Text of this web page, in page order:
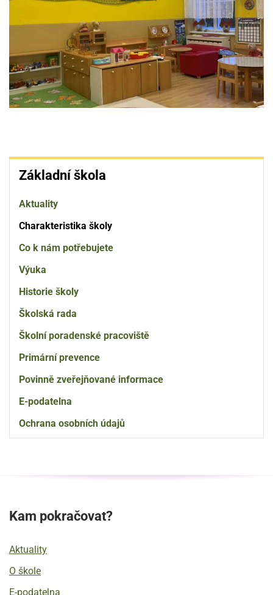
Základní
škola
Základní škola
Aktuality
Charakteristika školy
Co k nám potřebujete
Výuka
Historie školy
Školská rada
Školní poradenské pracoviště
Primární prevence
Povinně zveřejňované informace
E-podatelna
Ochrana osobních údajů
Kam pokračovat?
Aktuality
O škole
E-podatelna